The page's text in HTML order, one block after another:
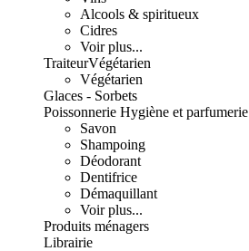
Alcools & spiritueux
Cidres
Voir plus...
TraiteurVégétarien
Végétarien
Glaces - Sorbets
Poissonnerie Hygiène et parfumerie
Savon
Shampoing
Déodorant
Dentifrice
Démaquillant
Voir plus...
Produits ménagers
Librairie